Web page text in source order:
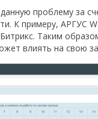
проблему за
К примеру, АРГУС
Таким
влиять на свою